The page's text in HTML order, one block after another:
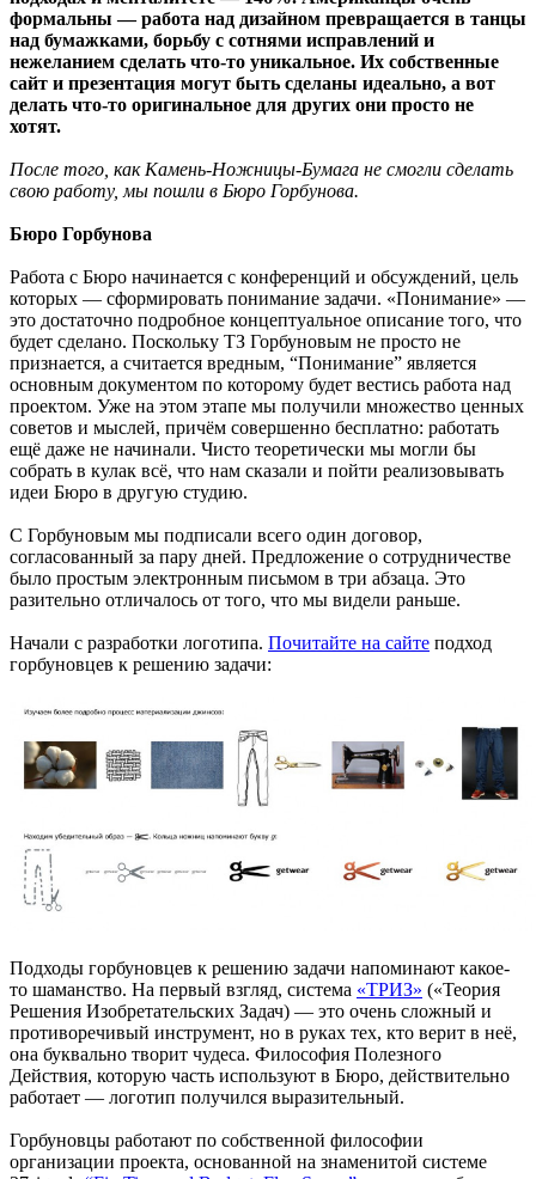
формальны — работа над дизайном превращается в танцы
над бумажками, борьбу с сотнями исправлений и
нежеланием сделать что-то уникальное. Их собственные
сайт и презентация могут быть сделаны идеально, а вот
делать что-то оригинальное для других они просто не
хотят.
После того, как Камень-Ножницы-Бумага не смогли сделать
свою работу, мы пошли в Бюро Горбунова.
Бюро Горбунова
Работа с Бюро начинается с конференций и обсуждений, цель
которых — сформировать понимание задачи. «Понимание» —
это достаточно подробное концептуальное описание того, что
будет сделано. Поскольку ТЗ Горбуновым не просто не
признается, а считается вредным, “Понимание” является
основным документом по которому будет вестись работа над
проектом. Уже на этом этапе мы получили множество ценных
советов и мыслей, причём совершенно бесплатно: работать
ещё даже не начинали. Чисто теоретически мы могли бы
собрать в кулак всё, что нам сказали и пойти реализовывать
идеи Бюро в другую студию.
С Горбуновым мы подписали всего один договор,
согласованный за пару дней. Предложение о сотрудничестве
было простым электронным письмом в три абзаца. Это
разительно отличалось от того, что мы видели раньше.
Начали c разработки логотипа. Почитайте на сайте подход
горбуновцев к решению задачи:
Подходы горбуновцев к решению задачи напоминают какое-
то шаманство. На первый взгляд, система «ТРИЗ» («Теория
Решения Изобретательских Задач) — это очень сложный и
противоречивый инструмент, но в руках тех, кто верит в неё,
она буквально творит чудеса. Философия Полезного
Действия, которую часть используют в Бюро, действительно
работает — логотип получился выразительный.
Горбуновцы работают по собственной философии
организации проекта, основанной на знаменитой системе